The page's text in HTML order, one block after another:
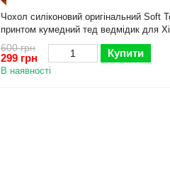
Чохол силіконовий оригінальний Soft
принтом кумедний тед ведмідик для
Lite 5G NE молочний (Повний захист
600 грн
299 грн Купити
В наявності